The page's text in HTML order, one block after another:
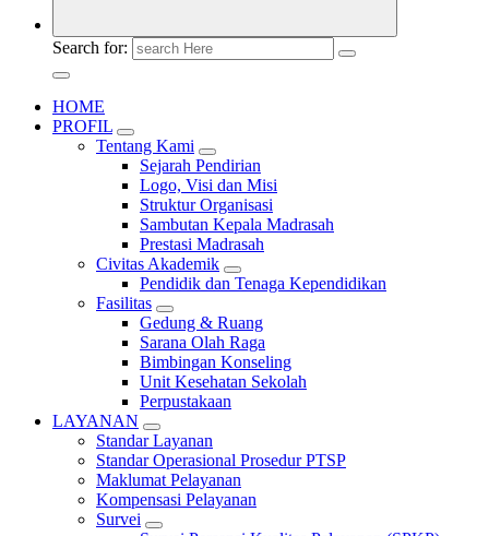
Search for:
HOME
PROFIL
Tentang Kami
Sejarah Pendirian
Logo, Visi dan Misi
Struktur Organisasi
Sambutan Kepala Madrasah
Prestasi Madrasah
Civitas Akademik
Pendidik dan Tenaga Kependidikan
Fasilitas
Gedung & Ruang
Sarana Olah Raga
Bimbingan Konseling
Unit Kesehatan Sekolah
Perpustakaan
LAYANAN
Standar Layanan
Standar Operasional Prosedur PTSP
Maklumat Pelayanan
Kompensasi Pelayanan
Survei